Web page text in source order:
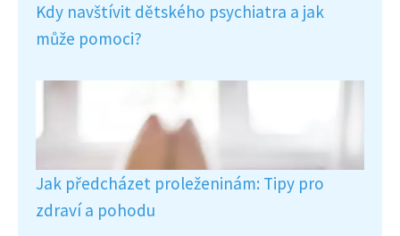
Kdy navštívit dětského psychiatra a jak
může pomoci?
Jak předcházet proleženinám: Tipy pro
zdraví a pohodu